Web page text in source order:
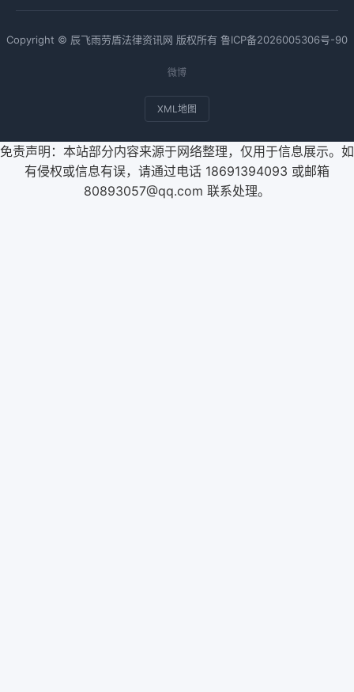
Copyright © 辰飞雨劳盾法律资讯网 版权所有 鲁ICP备2026005306号-90
微博
XML地图
免责声明：本站部分内容来源于网络整理，仅用于信息展示。如
有侵权或信息有误，请通过电话 18691394093 或邮箱
80893057@qq.com 联系处理。